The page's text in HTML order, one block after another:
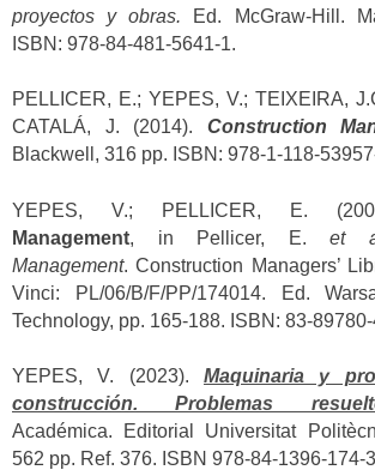
proyectos y obras. Ed. McGraw-Hill.
ISBN: 978-84-481-5641-1.
PELLICER, E.; YEPES, V.; TEIXEIRA,
CATALÁ, J. (2014). Construction
Blackwell, 316 pp. ISBN: 978-1-118-
YEPES, V.; PELLICER, E.
Management, in Pellicer, E. et
Management. Construction Managers’
Vinci: PL/06/B/F/PP/174014. Ed.
Technology, pp. 165-188. ISBN: 83-
YEPES, V. (2023). Maquinaria y
construcción. Problemas
Académica. Editorial Universitat
562 pp. Ref. 376. ISBN 978-84-1396-174-3